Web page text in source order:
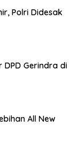
Polri Didesak
DPD Gerindra di
All New